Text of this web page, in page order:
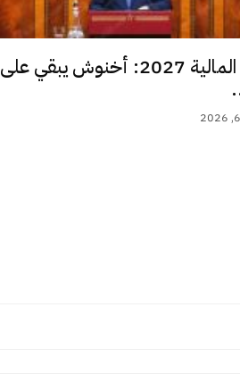
قانون المالية 2027: أخنوش يبقي على